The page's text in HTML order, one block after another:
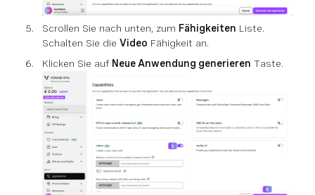
Scrollen Sie nach unten, zum Fähigkeiten Liste.
Schalten Sie die Video Fähigkeit an.
Klicken Sie auf Neue Anwendung generieren Taste.